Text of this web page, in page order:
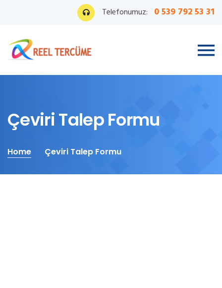
Telefonumuz: 0 539 792 53 31
Çeviri Talep Formu
Home Çeviri Talep Formu